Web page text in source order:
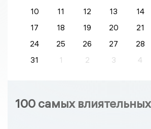
10
11 12 13 14
17
18 19 20 21
24
25 26 27 28
31
1 2 3 4
100 самых